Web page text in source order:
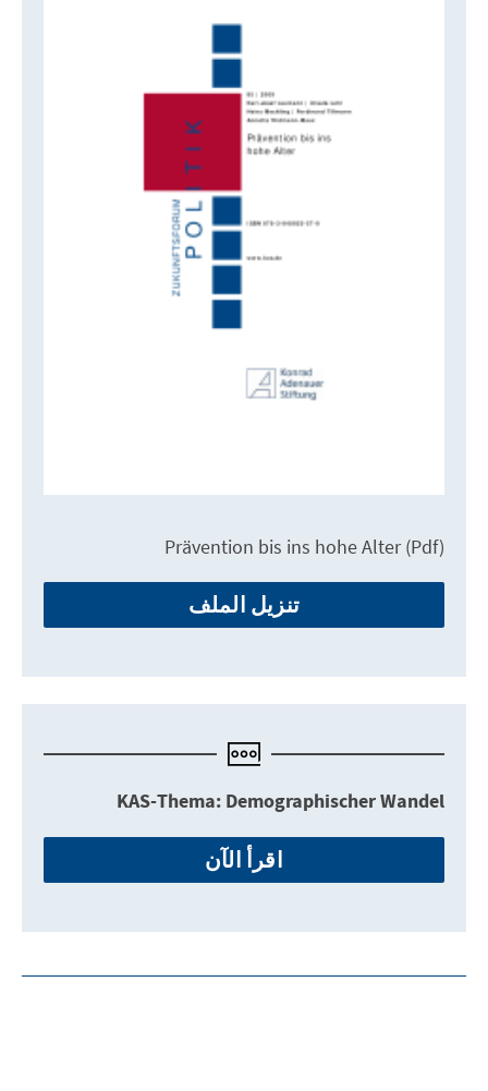
Prävention bis ins hohe Alter (Pdf)
تنزيل الملف
KAS-Thema: Demographischer Wandel
اقرأ الآن